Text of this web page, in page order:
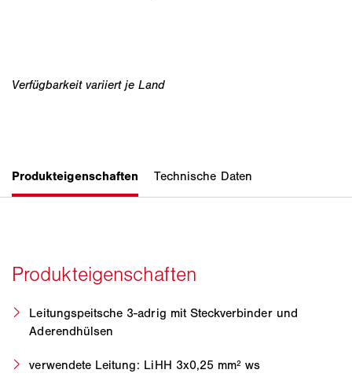
Leitungspeitsche 3-adrig mit Steckverbinder und
Aderendhülsen
verwendete Leitung: LiHH 3x0,25 mm² ws